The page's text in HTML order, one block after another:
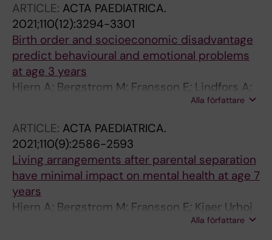
ARTICLE: ACTA PAEDIATRICA.
2021;110(12):3294-3301
Birth order and socioeconomic disadvantage
predict behavioural and emotional problems
at age 3 years
Hjern A; Bergstrom M; Fransson E; Lindfors A;
Alla författare
ARTICLE: ACTA PAEDIATRICA.
2021;110(9):2586-2593
Living arrangements after parental separation
have minimal impact on mental health at age 7
years
Hjern A; Bergstrom M; Fransson E; Kjaer Urhoj
Alla författare